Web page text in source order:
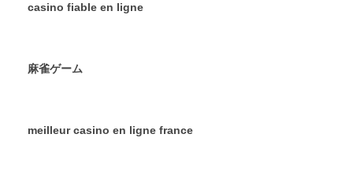
casino fiable en ligne
麻雀ゲーム
meilleur casino en ligne france